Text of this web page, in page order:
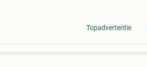
Topadvertentie